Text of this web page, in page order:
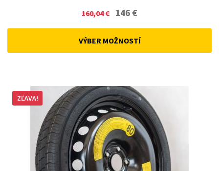
160,04€ Original
was:
146 €
is:
VÝBER MOŽNOSTÍ
ZĽAVA!